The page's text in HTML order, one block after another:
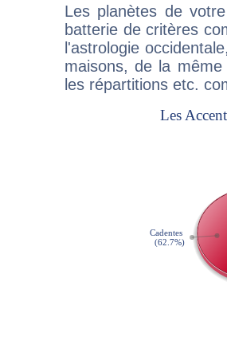
Les planètes de
batterie de critères
l'astrologie
maisons, de la
les répartitions etc.